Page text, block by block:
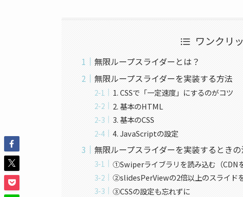
ワンクリ
無限ループスライダーとは？
無限ループスライダーを実装する方法
1. CSSで「一定速度」にするのがコツ
2. 基本のHTML
3. 基本のCSS
4. JavaScriptの設定
無限ループスライダーを実装するとき
①Swiperライブラリを読み込む（CDNを
②slidesPerViewの2倍以上のスライド
③CSSの設定も忘れずに